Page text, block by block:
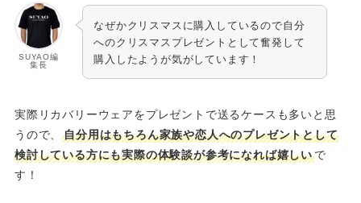
SUYAO編
集長
なぜかクリスマスに購入しているので自分
へのクリスマスプレゼントとして奮発して
購入したようが気がしています！
実際リカバリーウェアをプレゼントで送るケースも多いと思
うので、自分用はもちろん家族や恋人へのプレゼントとして
検討している方にも実際の体験談が参考になれば嬉しいで
す！